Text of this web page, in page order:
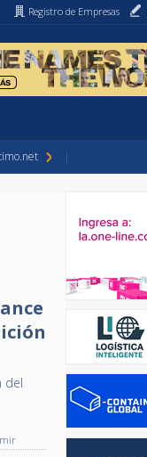
Registro de Empresas
del